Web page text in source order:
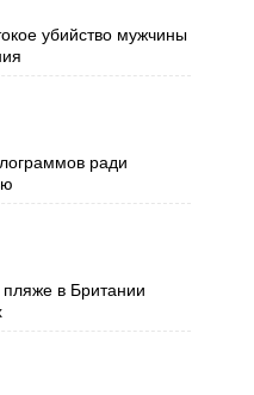
убийство мужчины
ради
в Британии